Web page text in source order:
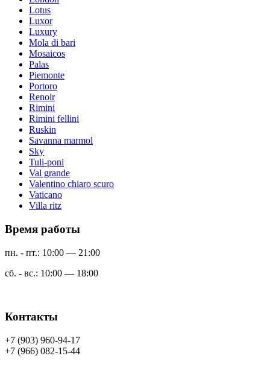
Lotus
Luxor
Luxury
Mola di bari
Mosaicos
Palas
Piemonte
Portoro
Renoir
Rimini
Rimini fellini
Ruskin
Savanna marmol
Sky
Tuli-poni
Val grande
Valentino chiaro scuro
Vaticano
Villa ritz
Время работы
пн. - пт.: 10:00 — 21:00
сб. - вс.: 10:00 — 18:00
Контакты
+7 (903) 960-94-17
+7 (966) 082-15-44